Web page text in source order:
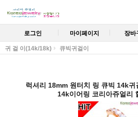
로그인 마이페이지 장바
귀 걸 이(14k/18k) 큐빅귀걸이
럭셔리 18mm 원터치 링 큐빅 14k
14k이어링 코리아쥬얼리